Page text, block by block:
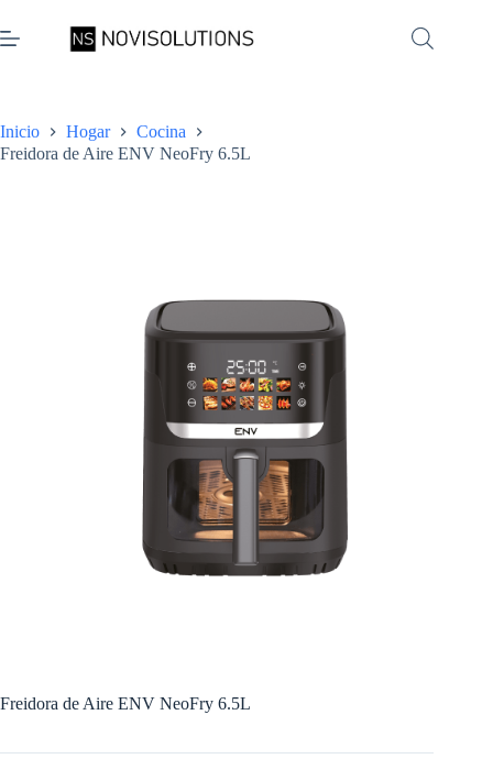
al
contenido
Inicio Hogar
Cocina
Freidora de Aire ENV NeoFry 6.5L
Freidora de Aire ENV NeoFry 6.5L